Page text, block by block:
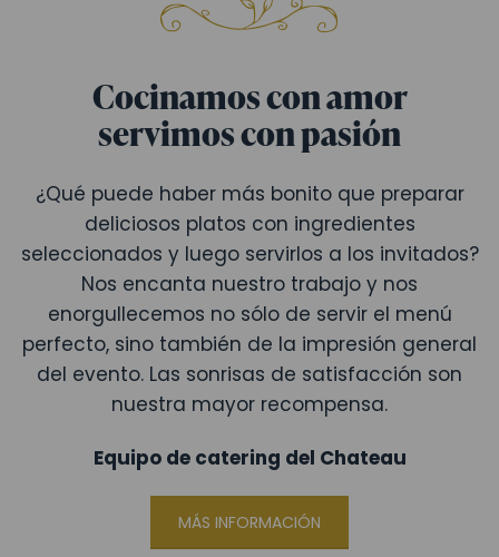
Cocinamos con amor
servimos con pasión
¿Qué puede haber más bonito que preparar
deliciosos platos con ingredientes
seleccionados y luego servirlos a los invitados?
Nos encanta nuestro trabajo y nos
enorgullecemos no sólo de servir el menú
perfecto, sino también de la impresión general
del evento. Las sonrisas de satisfacción son
nuestra mayor recompensa.
Equipo de catering del Chateau
MÁS INFORMACIÓN